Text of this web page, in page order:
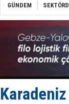
GÜNDEM